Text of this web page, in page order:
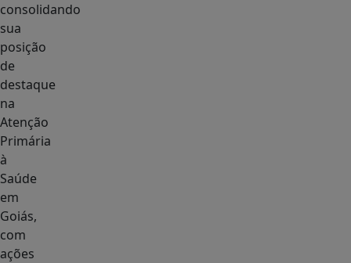
consolidando
sua
posição
de
destaque
na
Atenção
Primária
à
Saúde
em
Goiás,
com
ações